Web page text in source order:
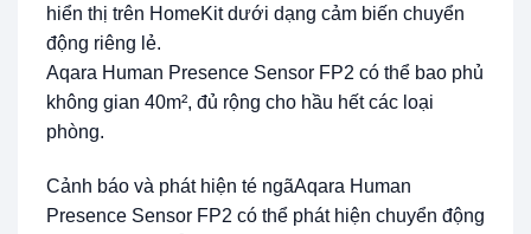
hiển thị trên HomeKit dưới dạng cảm biến chuyển
động riêng lẻ.
Aqara Human Presence Sensor FP2 có thể bao phủ
không gian 40m², đủ rộng cho hầu hết các loại
phòng.
Cảnh báo và phát hiện té ngãAqara Human
Presence Sensor FP2 có thể phát hiện chuyển động